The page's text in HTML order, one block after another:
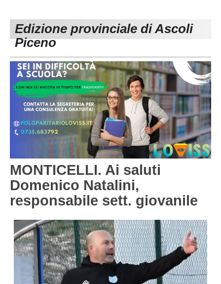
Carica la tua Rosa
1^ CATEGORIA
3^ CATEGORIA
GIOVANILI
Edizione provinciale di Ascoli
Piceno
MONTICELLI. Ai saluti
Domenico Natalini,
responsabile sett. giovanile